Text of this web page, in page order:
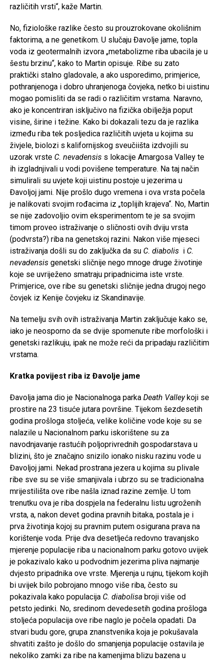
različitih vrsti“, kaže Martin.
No, fiziološke razlike često su prouzrokovane okolišnim
faktorima, a ne genetikom. U slučaju Đavolje jame, topla
voda iz geotermalnih izvora „metabolizme riba ubacila je u
šestu brzinu“, kako to Martin opisuje. Ribe su zato
praktički stalno gladovale, a ako usporedimo, primjerice,
pothranjenoga i dobro uhranjenoga čovjeka, netko bi uistinu
mogao pomisliti da se radi o različitim vrstama. Naravno,
ako je koncentriran isključivo na fizička obilježja poput
visine, širine i težine. Kako bi dokazali tezu da je razlika
između riba tek posljedica različitih uvjeta u kojima su
živjele, biolozi s kalifornijskog sveučiišta izdvojili su
uzorak vrste C. nevadensis s lokacije Amargosa Valley te
ih izgladnjivali u vodi povišene temperature. Na taj način
simulirali su uvjete koji uistinu postoje u jezerima u
Đavoljoj jami. Nije prošlo dugo vremena i ova vrsta počela
je nalikovati svojim rođacima iz „toplijih krajeva“. No, Martin
se nije zadovoljio ovim eksperimentom te je sa svojim
timom proveo istraživanje o sličnosti ovih dviju vrsta
(podvrsta?) riba na genetskoj razini. Nakon više mjeseci
istraživanja došli su do zaključka da su C. diabolis i C.
nevadensis genetski sličnije nego mnoge druge životinje
koje se uvriježeno smatraju pripadnicima iste vrste.
Primjerice, ove ribe su genetski sličnije jedna drugoj nego
čovjek iz Kenije čovjeku iz Skandinavije.
Na temelju svih ovih istraživanja Martin zaključuje kako se,
iako je neosporno da se dvije spomenute ribe morfološki i
genetski razlikuju, ipak ne može reći da pripadaju različitim
vrstama.
Kratka povijest riba iz Đavolje jame
Đavolja jama dio je Nacionalnoga parka Death Valleykoji se
prostire na 23 tisuće jutara površine. Tijekom šezdesetih
godina prošloga stoljeća, velike količine vode koje su se
nalazile u Nacionalnom parku iskorištene su za
navodnjavanje rastućih poljoprivrednih gospodarstava u
blizini, što je značajno snizilo ionako nisku razinu vode u
Đavoljoj jami. Nekad prostrana jezera u kojima su plivale
ribe sve su se više smanjivala i ubrzo su se tradicionalna
mrijestilišta ove ribe našla iznad razine zemlje. U tom
trenutku ova je riba dospjela na federalnu listu ugroženih
vrsta, a, nakon devet godina pravnih bitaka, postala je i
prva životinja kojoj su pravnim putem osigurana prava na
korištenje voda. Prije dva desetljeća redovno travanjsko
mjerenje populacije riba u nacionalnom parku gotovo uvijek
je pokazivalo kako u podvodnim jezerima pliva najmanje
dvjesto pripadnika ove vrste. Mjerenja u rujnu, tijekom kojih
bi uvijek bilo pobrojano mnogo više riba, često su
pokazivala kako populacija C. diabolisa broji više od
petsto jedinki. No, sredinom devedesetih godina prošloga
stoljeća populacija ove ribe naglo je počela opadati. Da
stvari budu gore, grupa znanstvenika koja je pokušavala
shvatiti zašto je došlo do smanjenja populacije ostavila je
nekoliko zamki za ribe na kamenjima blizu bazena u